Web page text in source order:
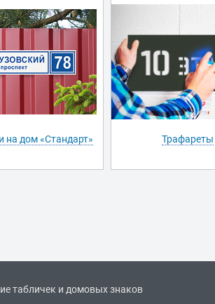
на дом «Стандарт» Трафареты
табличек и домовых знаков